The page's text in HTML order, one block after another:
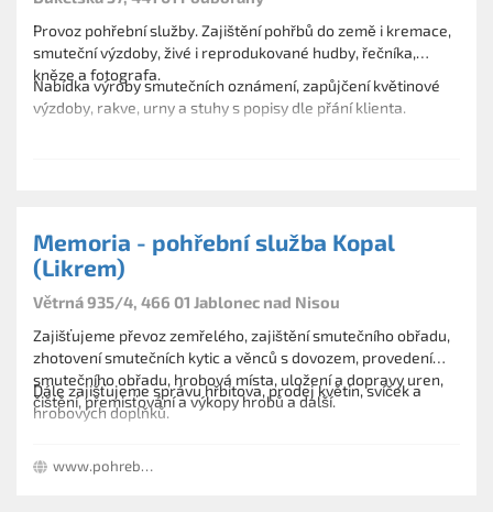
Provoz pohřební služby. Zajištění pohřbů do země i kremace,
smuteční výzdoby, živé i reprodukované hudby, řečníka,
kněze a fotografa.
Nabídka výroby smutečních oznámení, zapůjčení květinové
výzdoby, rakve, urny a stuhy s popisy dle přání klienta.
Memoria - pohřební služba Kopal
(Likrem)
Větrná 935/4, 466 01 Jablonec nad Nisou
Zajišťujeme převoz zemřelého, zajištění smutečního obřadu,
zhotovení smutečních kytic a věnců s dovozem, provedení
smutečního obřadu, hrobová místa, uložení a dopravy uren,
čištění, přemisťování a výkopy hrobů a další.
Dále zajišťujeme správu hřbitova, prodej květin, svíček a
hrobových doplňků.
www.pohrebjablonec.cz